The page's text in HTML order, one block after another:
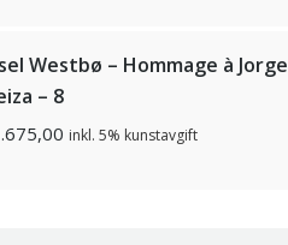
Westbø – Hommage à Jorge
– 8
inkl. 5% kunstavgift